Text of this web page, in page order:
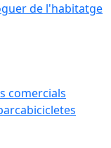
de l'habitatge
comercials